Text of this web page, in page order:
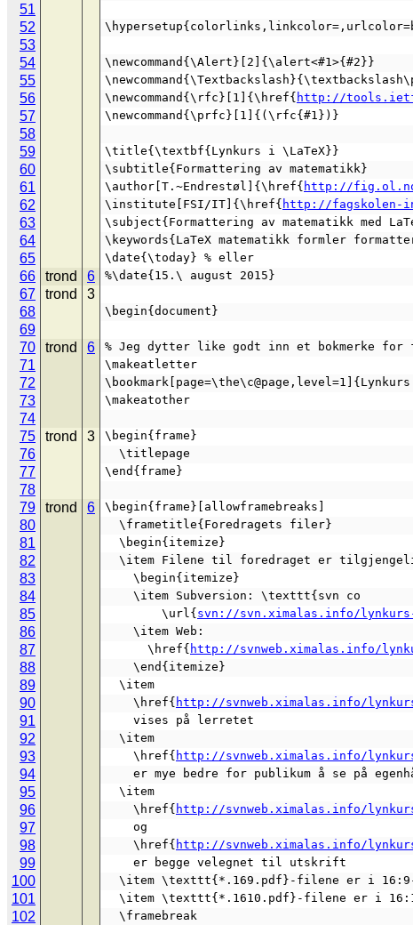
51
52
53
54
\newcommand{\Alert}[2]{\alert<#1>{#2}}
55
56 \newcommand{\rfc}[1]{\href{ http://
57 \newcommand{\prfc}[1]{(\rfc{#1})}
58
59
\title{\textbf{Lynkurs i \LaTeX}}
60 \subtitle{Formattering av matematikk}
61 \author[T.~Endrestøl]{\href{ http://
62 \institute[FSI/IT]{\href{ http://fagskolen-
63 \subject{Formattering av matematikk med
64 \keywords{LaTeX matematikk formler
65 \date{\today} % eller
66 trond 6 %\date{15.\ august 2015}
67 trond
3
68
\begin{document}
69
70
trond 6 % Jeg dytter like godt inn et bokmerke for
71 \makeatletter
72
73 \makeatother
74
75
trond 3 \begin{frame}
76
  \titlepage
77 \end{frame}
78
79
trond 6 \begin{frame}[allowframebreaks]
80
  \frametitle{Foredragets filer}
81
  \begin{itemize}
82
\item Filene til foredraget er
83
    \begin{itemize}
84
    \item Subversion: \texttt{svn co
85
        \url{
svn://svn.ximalas.info/
86
    \item Web:
87
      \href{
http://svnweb.ximalas.info/
88
    \end{itemize}
89
  \item
90
    \href{
http://svnweb.ximalas.info/
91
    vises på lerretet
92
  \item
93
    \href{
http://svnweb.ximalas.info/
94
er mye bedre for publikum å se på
95
  \item
96
    \href{
http://svnweb.ximalas.info/
97
    og
98
    \href{
http://svnweb.ximalas.info/
99
    er begge velegnet til utskrift
100
\item \texttt{*.169.pdf}-filene er i
101
\item \texttt{*.1610.pdf}-filene er i
102
  \framebreak